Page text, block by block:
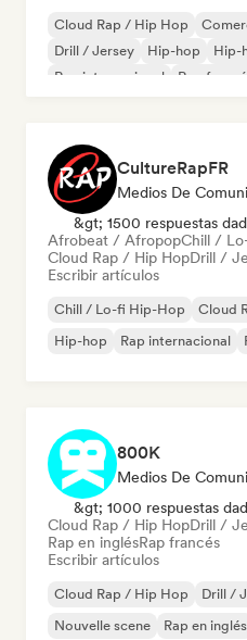
Cloud Rap / Hip Hop
Drill / Jersey
Hip-hop
Hip-
Rap internacional
Rap francés
CultureRapFR
Medios De
&gt; 1500 respuestas
Afrobeat / AfropopChill /
Cloud Rap / Hip HopDrill /
Escribir artículos
Chill / Lo-fi Hip-Hop Cloud
Hip-hop
Rap internacional
800K
Medios De
&gt; 1000 respuestas
Cloud Rap / Hip HopDrill /
Rap en inglésRap francés
Escribir artículos
Cloud Rap / Hip Hop Drill /
Nouvelle scene
Rap en inglés